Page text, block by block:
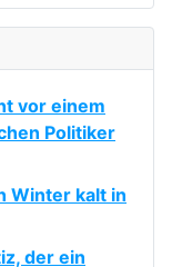
vor einem
Politiker
Winter kalt in
der ein